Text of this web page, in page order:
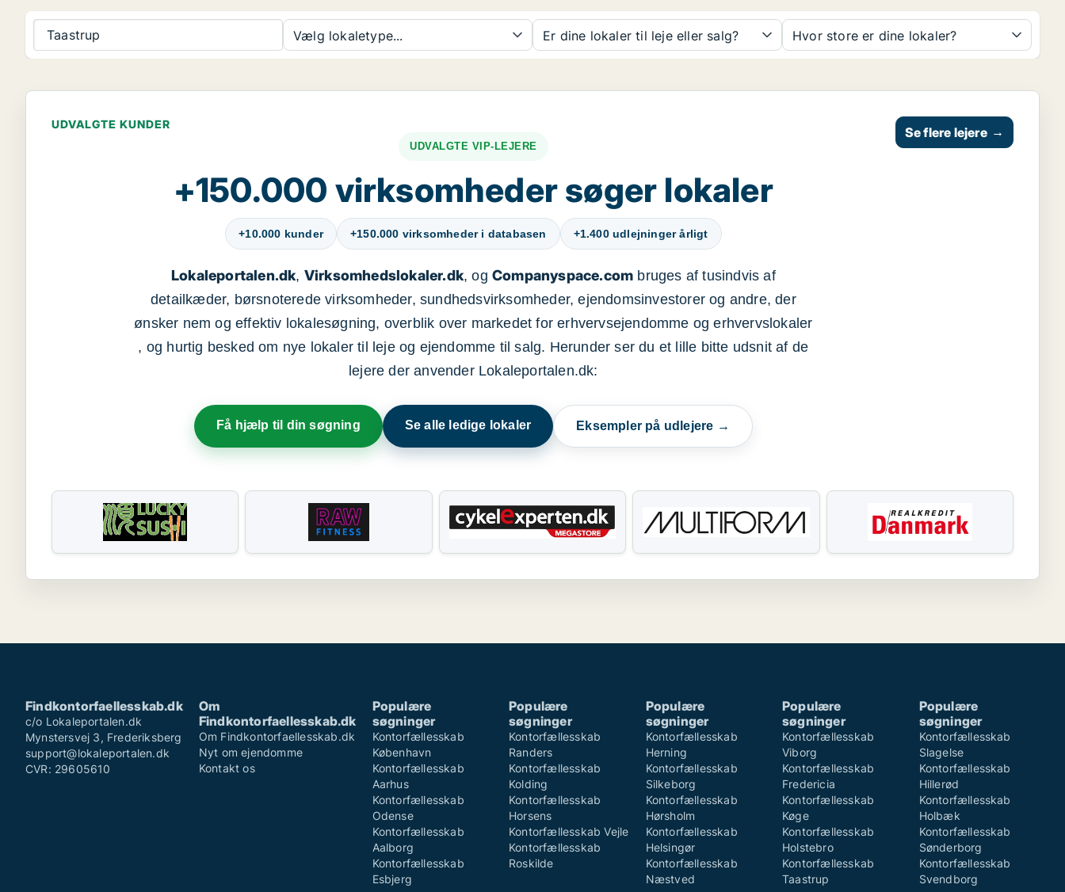
Taastrup Vælg lokaletype... Er dine lokaler til leje eller salg? Hvor store er dine lokaler?
UDVALGTE KUNDER
UDVALGTE VIP-LEJERE
+150.000 virksomheder søger lokaler
+10.000 kunder +150.000 virksomheder i databasen +1.400 udlejninger årligt
Lokaleportalen.dk, Virksomhedslokaler.dk, og Companyspace.com bruges af tusindvis af
detailkæder, børsnoterede virksomheder, sundhedsvirksomheder, ejendomsinvestorer og andre, der
ønsker nem og effektiv lokalesøgning, overblik over markedet for erhvervsejendomme og erhvervslokaler
, og hurtig besked om nye lokaler til leje og ejendomme til salg. Herunder ser du et lille bitte udsnit af de
lejere der anvender Lokaleportalen.dk:
Få hjælp til din søgning Se alle ledige lokaler Eksempler på udlejere →
Se flere lejere →
Findkontorfaellesskab.dk
c/o Lokaleportalen.dk
Mynstersvej 3, Frederiksberg
support@lokaleportalen.dk
CVR: 29605610
Om
Findkontorfaellesskab.dk
Om Findkontorfaellesskab.dk
Nyt om ejendomme
Kontakt os
Populære
søgninger
Kontorfællesskab
København
Kontorfællesskab
Aarhus
Kontorfællesskab
Odense
Kontorfællesskab
Aalborg
Kontorfællesskab
Esbjerg
Populære
søgninger
Kontorfællesskab
Randers
Kontorfællesskab
Kolding
Kontorfællesskab
Horsens
Kontorfællesskab Vejle
Kontorfællesskab
Roskilde
Populære
søgninger
Kontorfællesskab
Herning
Kontorfællesskab
Silkeborg
Kontorfællesskab
Hørsholm
Kontorfællesskab
Helsingør
Kontorfællesskab
Næstved
Populære
søgninger
Kontorfællesskab
Viborg
Kontorfællesskab
Fredericia
Kontorfællesskab
Køge
Kontorfællesskab
Holstebro
Kontorfællesskab
Taastrup
Populære
søgninger
Kontorfællesskab
Slagelse
Kontorfællesskab
Hillerød
Kontorfællesskab
Holbæk
Kontorfællesskab
Sønderborg
Kontorfællesskab
Svendborg